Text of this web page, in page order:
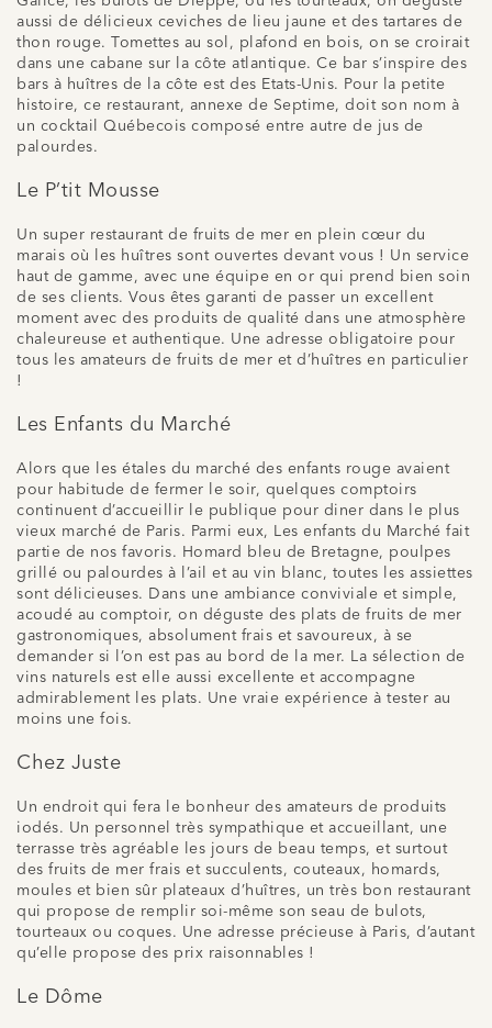
aussi de délicieux ceviches de lieu jaune et des tartares de
thon rouge. Tomettes au sol, plafond en bois, on se croirait
dans une cabane sur la côte atlantique. Ce bar s’inspire des
bars à huîtres de la côte est des Etats-Unis. Pour la petite
histoire, ce restaurant, annexe de Septime, doit son nom à
un cocktail Québecois composé entre autre de jus de
palourdes.
Le P’tit Mousse
Un super restaurant de fruits de mer en plein cœur du
marais où les huîtres sont ouvertes devant vous ! Un service
haut de gamme, avec une équipe en or qui prend bien soin
de ses clients. Vous êtes garanti de passer un excellent
moment avec des produits de qualité dans une atmosphère
chaleureuse et authentique. Une adresse obligatoire pour
tous les amateurs de fruits de mer et d’huîtres en particulier
!
Les Enfants du Marché
Alors que les étales du marché des enfants rouge avaient
pour habitude de fermer le soir, quelques comptoirs
continuent d’accueillir le publique pour diner dans le plus
vieux marché de Paris. Parmi eux, Les enfants du Marché fait
partie de nos favoris. Homard bleu de Bretagne, poulpes
grillé ou palourdes à l’ail et au vin blanc, toutes les assiettes
sont délicieuses. Dans une ambiance conviviale et simple,
acoudé au comptoir, on déguste des plats de fruits de mer
gastronomiques, absolument frais et savoureux, à se
demander si l’on est pas au bord de la mer. La sélection de
vins naturels est elle aussi excellente et accompagne
admirablement les plats. Une vraie expérience à tester au
moins une fois.
Chez Juste
Un endroit qui fera le bonheur des amateurs de produits
iodés. Un personnel très sympathique et accueillant, une
terrasse très agréable les jours de beau temps, et surtout
des fruits de mer frais et succulents, couteaux, homards,
moules et bien sûr plateaux d’huîtres, un très bon restaurant
qui propose de remplir soi-même son seau de bulots,
tourteaux ou coques. Une adresse précieuse à Paris, d’autant
qu’elle propose des prix raisonnables !
Le Dôme